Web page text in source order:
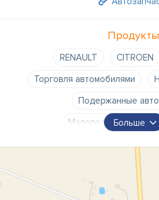
RENAULT CITROEN
Торговля автомобилями
Подержанные
Малоподержанные
Больше